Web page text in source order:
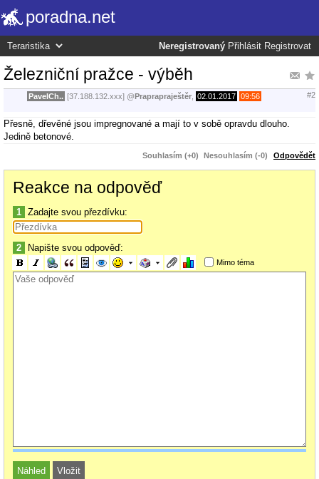
poradna.net
Neregistrovaný Přihlásit Registrovat
Železniční pražce - výběh
PavelCh.. [37.188.132.xxx] @Praprapraještěr 02.01.2017 09:56 #2
Přesně, dřevěné jsou impregnované a mají to v sobě opravdu dlouho.
Jedině betonové.
Souhlasím (+0) Nesouhlasím (-0) Odpovědět
Reakce na odpověď
1 Zadajte svou přezdívku:
2 Napište svou odpověď:
Mimo téma